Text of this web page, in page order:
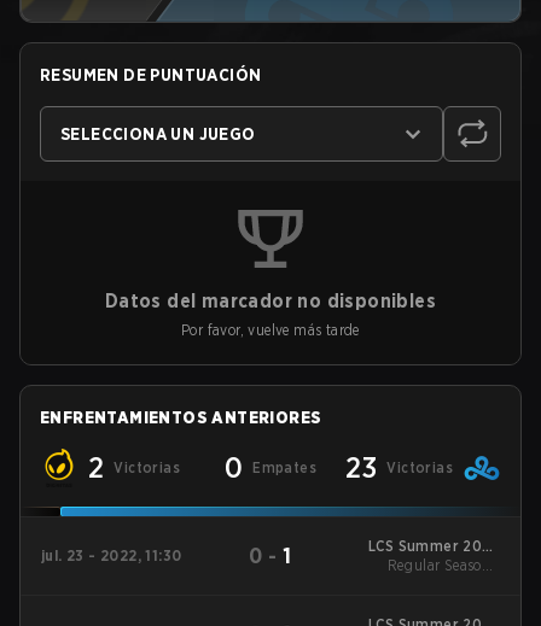
RESUMEN DE PUNTUACIÓN
SELECCIONA UN JUEGO
Datos del marcador no disponibles
Por favor, vuelve más tarde
ENFRENTAMIENTOS ANTERIORES
2 Victorias 0 Empates 23 Victorias
jul. 23 - 2022, 11:30 0 -1
LCS Summer 2022
Regular Season
Regular Season -